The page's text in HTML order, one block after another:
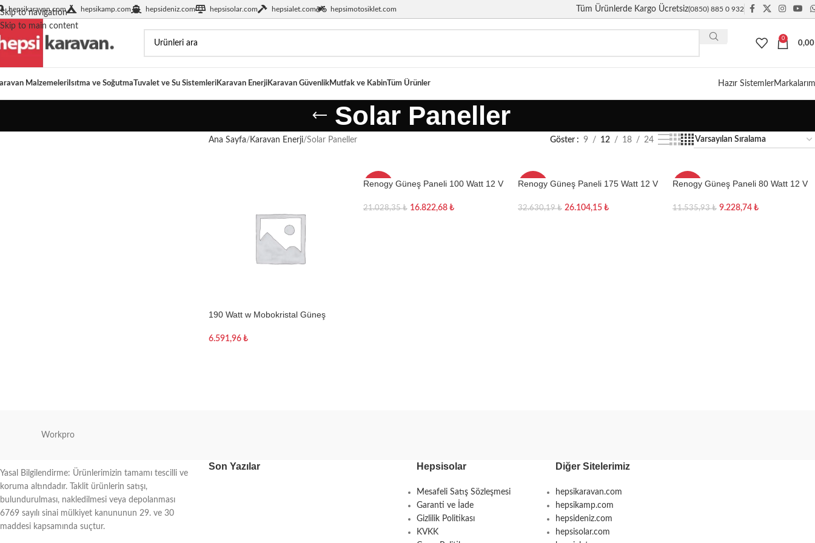
Skip to navigation
Skip to main content
hepsikaravan.com hepsikamp.com hepsideniz.com hepsisolar.com hepsialet.com hepsimotosiklet.com Tüm Ürünlerde Kargo Ücretsiz(0850) 885 0 932
0
Malzemeleri Isıtma ve SoğutmaTuvalet ve Su SistemleriKaravan EnerjiKaravan GüvenlikMutfak ve KabinTüm Ürünler Hazır Sistemler
Solar Paneller
Ana Sayfa Karavan Enerji Solar Paneller Göster 9 12 18 24
190 Watt w Mobokristal Güneş
6.591,96 ₺
-20%
Renogy Güneş Paneli 100 Watt 12 V
21.028,35₺ 16.822,68 ₺
-20%
Renogy Güneş Paneli 175 Watt 12 V
32.630,19₺ 26.104,15 ₺
-20%
Renogy Güneş Paneli 80 Watt 12 V
11.535,93₺ 9.228,74 ₺
Workpro
Yasal Bilgilendirme: Ürünlerimizin tamamı tescilli ve
koruma altındadır. Taklit ürünlerin satışı,
bulundurulması, nakledilmesi veya depolanması
6769 sayılı sinai mülkiyet kanununun 29. ve 30
maddesi kapsamında suçtur.
Son Yazılar Hepsisolar
Mesafeli Satış Sözleşmesi
Garanti ve İade
Gizlilik Politikası
KVKK
Diğer Sitelerimiz
hepsikaravan.com
hepsikamp.com
hepsideniz.com
hepsisolar.com